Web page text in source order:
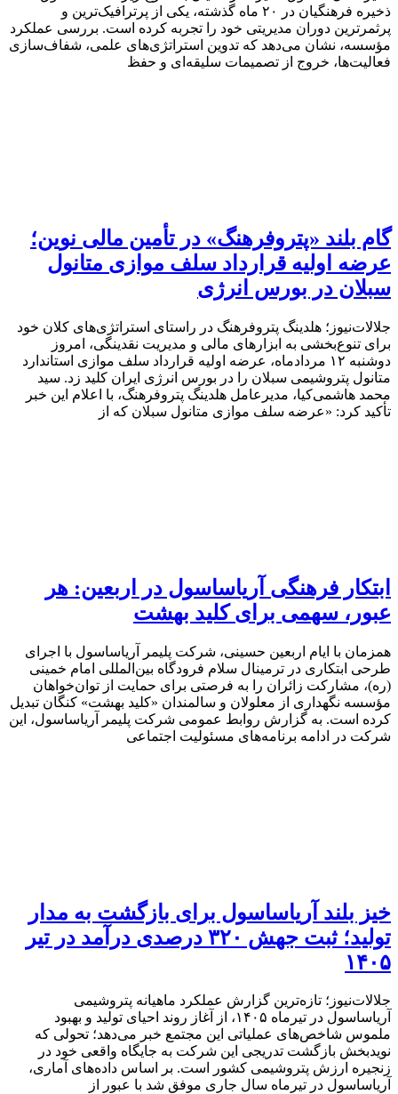
ذخیره فرهنگیان در ۲۰ ماه گذشته، یکی از پرترافیک‌ترین و
پرثمرترین دوران مدیریتی خود را تجربه کرده است. بررسی عملکرد
مؤسسه، نشان می‌دهد که تدوین استراتژی‌های علمی، شفاف‌سازی
فعالیت‌ها، خروج از تصمیمات سلیقه‌ای و حفظ
گام بلند «پتروفرهنگ» در تأمین مالی نوین؛
عرضه اولیه قرارداد سلف موازی متانول
سبلان در بورس انرژی
جلالات‌نیوز؛ هلدینگ پتروفرهنگ در راستای استراتژی‌های کلان خود
برای تنوع‌بخشی به ابزارهای مالی و مدیریت نقدینگی، امروز
دوشنبه ۱۲ مردادماه، عرضه اولیه قرارداد سلف موازی استاندارد
متانول پتروشیمی سبلان را در بورس انرژی ایران کلید زد. سید
محمد هاشمی‌کیا، مدیرعامل هلدینگ پتروفرهنگ، با اعلام این خبر
تأکید کرد: «عرضه سلف موازی متانول سبلان که از
ابتکار فرهنگی آریاساسول در اربعین: هر
عبور، سهمی برای کلید بهشت
همزمان با ایام اربعین حسینی، شرکت پلیمر آریاساسول با اجرای
طرحی ابتکاری در ترمینال سلام فرودگاه بین‌المللی امام خمینی
(ره)، مشارکت زائران را به فرصتی برای حمایت از توان‌خواهان
مؤسسه نگهداری از معلولان و سالمندان «کلید بهشت» کنگان تبدیل
کرده است. به گزارش روابط عمومی شرکت پلیمر آریاساسول، این
شرکت در ادامه برنامه‌های مسئولیت اجتماعی
خیز بلند آریاساسول برای بازگشت به مدار
تولید؛ ثبت جهش ۳۲۰ درصدی درآمد در تیر
۱۴۰۵
جلالات‌نیوز؛ تازه‌ترین گزارش عملکرد ماهیانه پتروشیمی
آریاساسول در تیرماه ۱۴۰۵، از آغاز روند احیای تولید و بهبود
ملموس شاخص‌های عملیاتی این مجتمع خبر می‌دهد؛ تحولی که
نویدبخش بازگشت تدریجی این شرکت به جایگاه واقعی خود در
زنجیره ارزش پتروشیمی کشور است. بر اساس داده‌های آماری،
آریاساسول در تیرماه سال جاری موفق شد با عبور از